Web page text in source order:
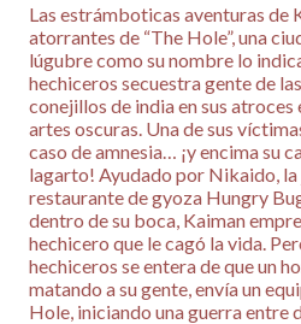
Las estrámboticas aventuras de
atorrantes de “The Hole”, una
lúgubre como su nombre lo
hechiceros secuestra gente de
conejillos de india en sus
artes oscuras. Una de sus
caso de amnesia… ¡y encima su
lagarto! Ayudado por Nikaido,
restaurante de gyoza Hungry
dentro de su boca, Kaiman
hechicero que le cagó la vida.
hechiceros se entera de que un
matando a su gente, envía un
Hole, iniciando una guerra entre